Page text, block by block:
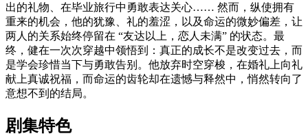
出的礼物、在毕业旅行中勇敢表达关心…… 然而，纵使拥有
重来的机会，他的犹豫、礼的羞涩，以及命运的微妙偏差，让
两人的关系始终停留在 “友达以上，恋人未满” 的状态。最
终，健在一次次穿越中领悟到：真正的成长不是改变过去，而
是学会珍惜当下与勇敢告别。他放弃时空穿梭，在婚礼上向礼
献上真诚祝福，而命运的齿轮却在遗憾与释然中，悄然转向了
意想不到的结局。
剧集特色